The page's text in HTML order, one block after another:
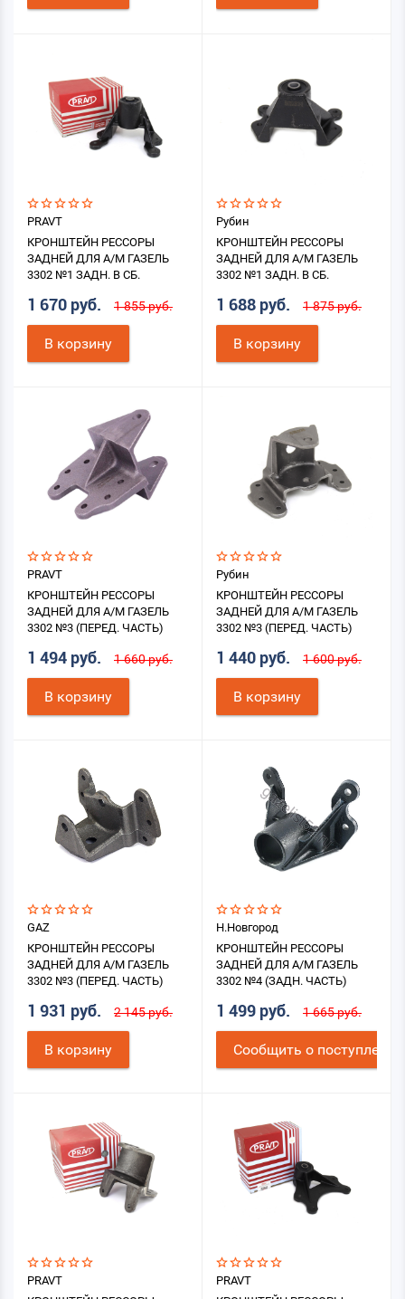
PRAVT
КРОНШТЕЙН РЕССОРЫ
ЗАДНЕЙ ДЛЯ А/М ГАЗЕЛЬ
3302 №1 ЗАДН. В СБ.
1 670 руб. 1 855 руб.
В корзину
Рубин
КРОНШТЕЙН РЕССОРЫ
ЗАДНЕЙ ДЛЯ А/М ГАЗЕЛЬ
3302 №1 ЗАДН. В СБ.
1 688 руб. 1 875 руб.
В корзину
PRAVT
КРОНШТЕЙН РЕССОРЫ
ЗАДНЕЙ ДЛЯ А/М ГАЗЕЛЬ
3302 №3 (ПЕРЕД. ЧАСТЬ)
1 494 руб. 1 660 руб.
В корзину
Рубин
КРОНШТЕЙН РЕССОРЫ
ЗАДНЕЙ ДЛЯ А/М ГАЗЕЛЬ
3302 №3 (ПЕРЕД. ЧАСТЬ)
1 440 руб. 1 600 руб.
В корзину
GAZ
КРОНШТЕЙН РЕССОРЫ
ЗАДНЕЙ ДЛЯ А/М ГАЗЕЛЬ
3302 №3 (ПЕРЕД. ЧАСТЬ)
1 931 руб. 2 145 руб.
В корзину
Н.Новгород
КРОНШТЕЙН РЕССОРЫ
ЗАДНЕЙ ДЛЯ А/М ГАЗЕЛЬ
3302 №4 (ЗАДН. ЧАСТЬ)
1 499 руб. 1 665 руб.
Cообщить о поступлении
PRAVT
PRAVT